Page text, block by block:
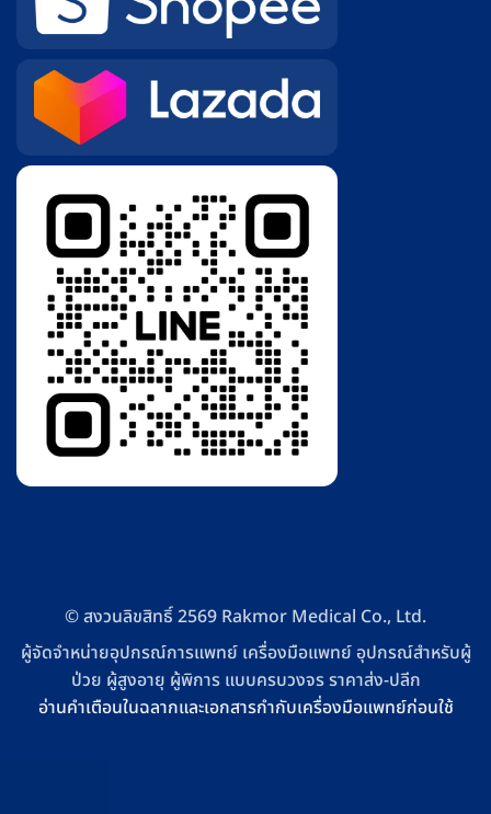
© สงวนลิขสิทธิ์ 2569 Rakmor Medical Co., Ltd.
ผู้จัดจำหน่ายอุปกรณ์การแพทย์ เครื่องมือแพทย์ อุปกรณ์สำหรับผู้
ป่วย ผู้สูงอายุ ผู้พิการ แบบครบวงจร ราคาส่ง-ปลีก
อ่านคำเตือนในฉลากและเอกสารกำกับเครื่องมือแพทย์ก่อนใช้